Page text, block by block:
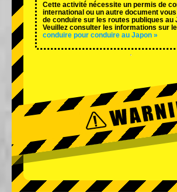
Cette activité nécessite un permis de
international ou un autre document
de conduire sur les routes publiques au
Veuillez consulter les informations sur le
conduire pour conduire au Japon »